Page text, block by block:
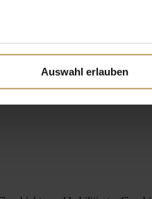
Auswahl erlauben